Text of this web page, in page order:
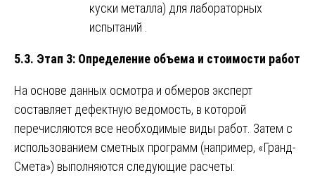
куски металла) для лабораторных
испытаний .
5.3. Этап 3: Определение объема и стоимости работ
На основе данных осмотра и обмеров эксперт
составляет дефектную ведомость, в которой
перечисляются все необходимые виды работ. Затем с
использованием сметных программ (например, «Гранд-
Смета») выполняются следующие расчеты: